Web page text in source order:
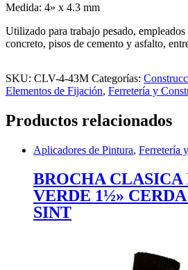
Medida: 4» x 4.3 mm
Utilizado para trabajo pesado,
concreto, pisos de cemento y asfalto,
SKU: CLV-4-43M Categorías:
Elementos de Fijación, Ferretería y
Productos relacionados
Aplicadores de Pintura, Ferretería
BROCHA CLASICA
VERDE 1½»
SINT